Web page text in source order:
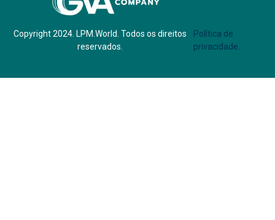
Copyright 2024. LPM.World. Todos os direitos
reservados.
Política de
privacidade.